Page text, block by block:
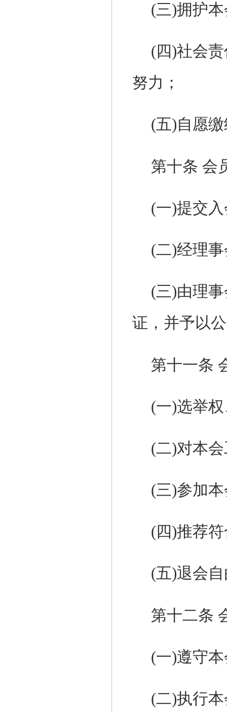
(三)拥护
(四)社会
努力；
(五)自愿
第十条 会
(一)提交
(二)经理
(三)由理
证，并予以
第十一条
(一)选举
(二)对本
(三)参加
(四)推荐
(五)退会
第十二条
(一)遵守
(二)执行